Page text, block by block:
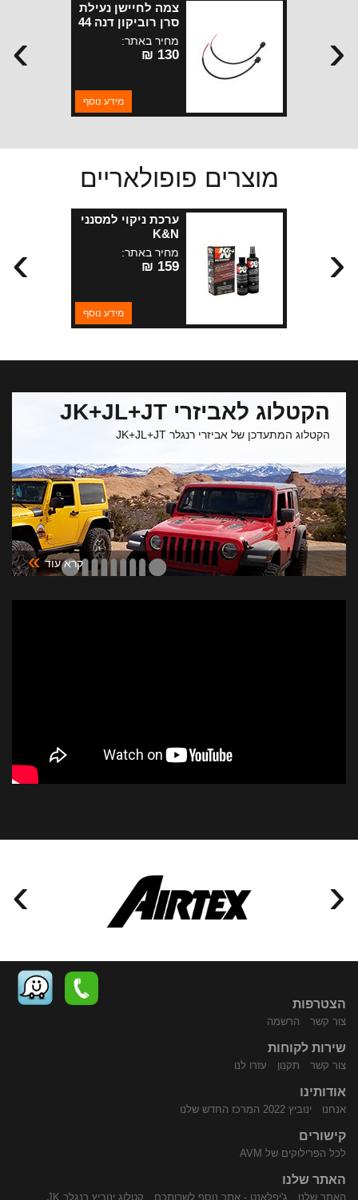
צמה לחיישן נעילת
סרן רוביקון דנה 44
JK קדמי+ אחורי
מחיר באתר:
130 ₪
מידע נוסף
› ‹
מוצרים פופולאריים
ערכת ניקוי למסנני
K&N
מחיר באתר:
159 ₪
מידע נוסף
› ‹
הקטלוג לאביזרי JK+JL+JT
הקטלוג המתעדכן של אביזרי רנגלר JK+JL+JT
קרא עוד »
› ‹
הצטרפות
צור קשר הרשמה
שירות לקוחות
צור קשר תקנון עזרו לנו
אודותינו
אנחנו ינוביץ 2022 המרכז החדש שלנו
קישורים
לכל הפרילוקים של AVM
האתר שלנו
האתר שלנו ג'יפלאנט - אתר נוסף לשרותכם קטלוג ינוביץ רנגלר JK